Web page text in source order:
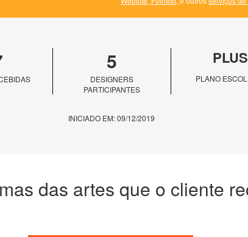
5
DESIGNERS
PARTICIPANTES
PLUS
PLANO
INICIADO EM: 09/12/2019
das artes que o cliente